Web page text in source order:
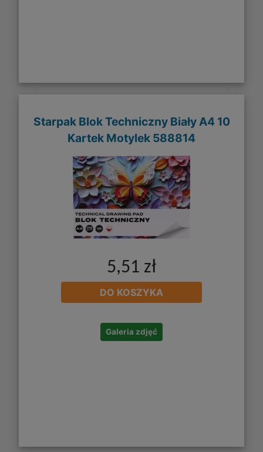
Starpak Blok Techniczny Biały A4 10
Kartek Motylek 588814
5,51 zł
DO KOSZYKA
Galeria zdjęć